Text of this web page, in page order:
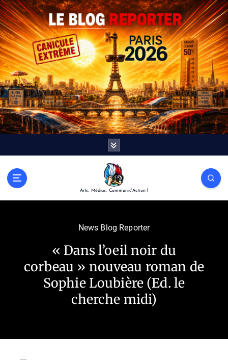
Arts, Médias, Communic'Action !
News Blog Reporter
« Dans l’oeil noir du
corbeau » nouveau roman de
Sophie Loubière (Ed. le
cherche midi)